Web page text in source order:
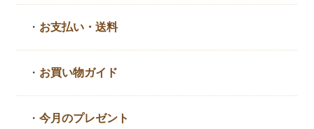
・ お支払い・送料
・ お買い物ガイド
・今月のプレゼント